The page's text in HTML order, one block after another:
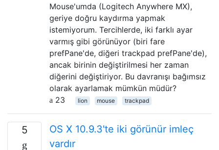
Mouse'umda (Logitech Anywhere MX),
geriye doğru kaydırma yapmak
istemiyorum. Tercihlerde, iki farklı ayar
varmış gibi görünüyor (biri fare
prefPane'de, diğeri trackpad prefPane'de),
ancak birinin değiştirilmesi her zaman
diğerini değiştiriyor. Bu davranışı bağımsız
olarak ayarlamak mümkün müdür?
23
lion mouse trackpad
5
OS X 10.9.3'te iki görünür imleç
vardır